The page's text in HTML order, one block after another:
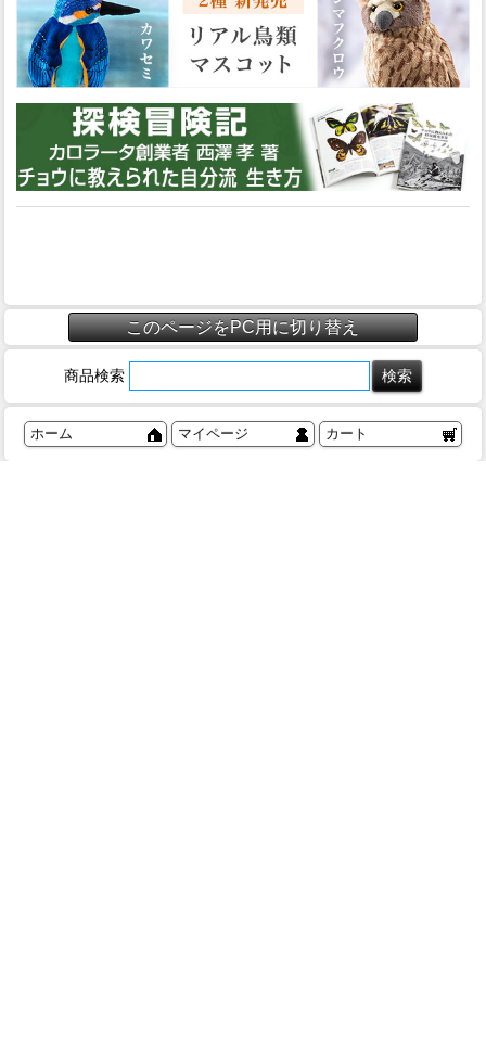
このページをPC用に切り替え
商品検索
ホーム マイページ カート